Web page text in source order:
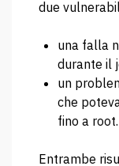
due
una falla
durante il
un
che
fino a root.
Entrambe